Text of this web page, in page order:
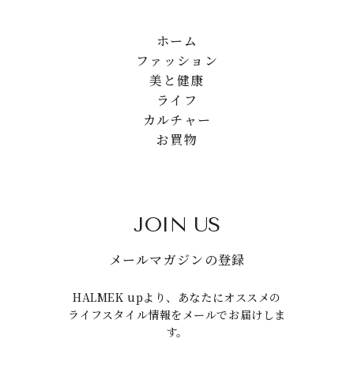
ホーム
ファッション
美と健康
ライフ
カルチャー
お買物
JOIN US
メールマガジンの登録
HALMEK upより、あなたにオススメの
ライフスタイル情報をメールでお届けしま
す。